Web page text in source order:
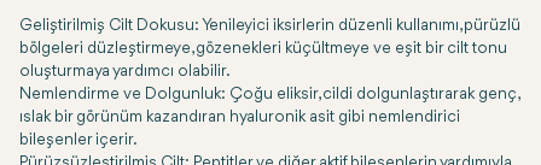
Geliştirilmiş Cilt Dokusu: Yenileyici iksirlerin düzenli kullanımı, pürüzlü
bölgeleri düzleştirmeye, gözenekleri küçültmeye ve eşit bir cilt tonu
oluşturmaya yardımcı olabilir.
Nemlendirme ve Dolgunluk: Çoğu eliksir, cildi dolgunlaştırarak genç,
ıslak bir görünüm kazandıran hyaluronik asit gibi nemlendirici
bileşenler içerir.